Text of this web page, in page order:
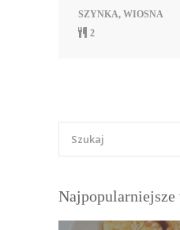
SZYNKA, WIOSNA
2
Najpopularniejsze